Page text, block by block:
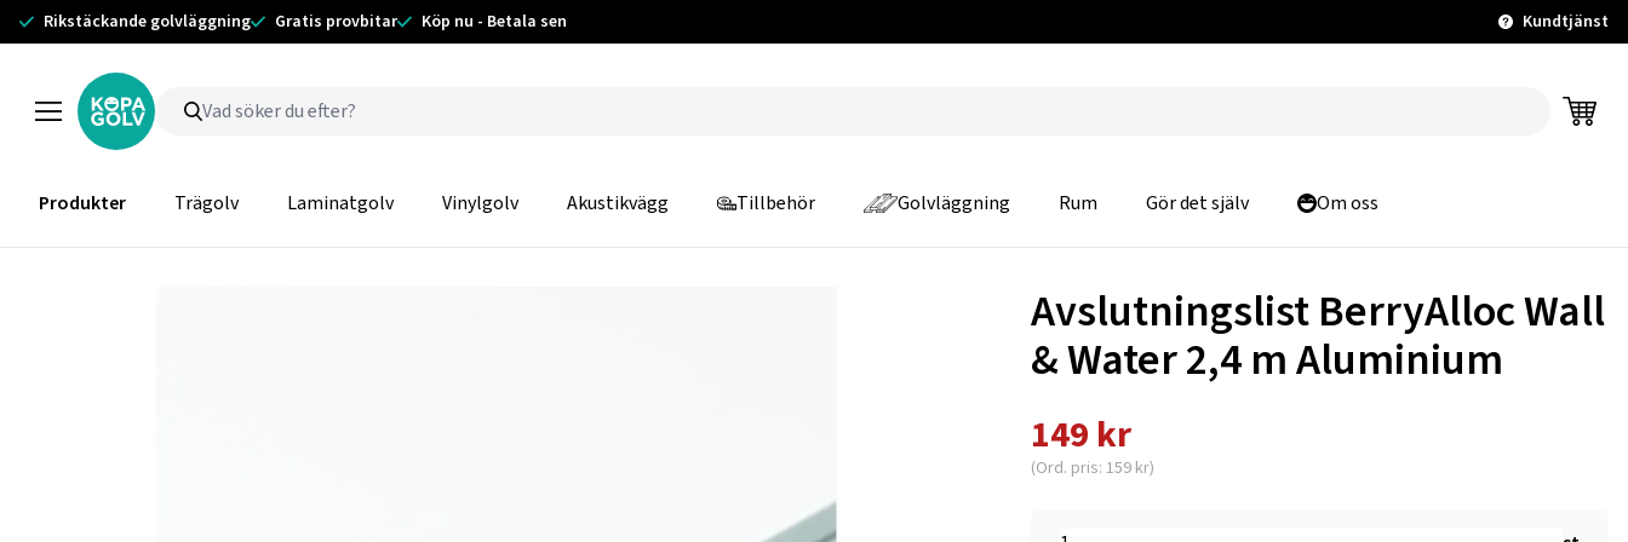
Rikstäckande golvläggning Gratis provbitar Köp nu - Betala sen Kundtjänst
Produkter Trägolv Laminatgolv Vinylgolv Akustikvägg Tillbehör Golvläggning Rum Gör det själv Om oss
Avslutningslist BerryAlloc Wall
& Water 2,4 m Aluminium
149 kr
(Ord. pris: 159 kr)